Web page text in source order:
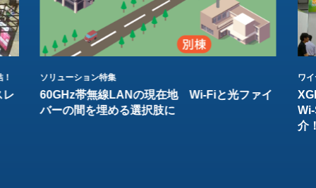
レ
ソリューション特集
60GHz帯無線LANの現在地 Wi-Fiと光ファイ
バーの間を埋める選択肢に
ワ
介